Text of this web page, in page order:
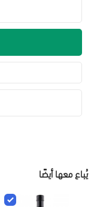
يُباع معها أيضًا